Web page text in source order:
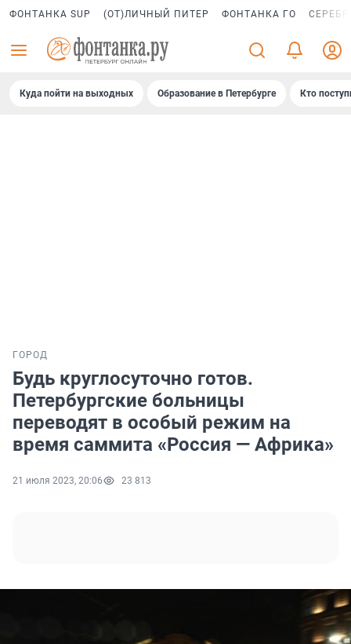
ФОНТАНКА SUP (ОТ)ЛИЧНЫЙ ПИТЕР ФОНТАНКА ГО
Куда пойти на выходных Образование в Петербурге Кто
ГОРОД
Будь круглосуточно готов.
Петербургские больницы
переводят в особый режим на
время саммита «Россия — Африка»
21 июля 2023, 20:06 23 813